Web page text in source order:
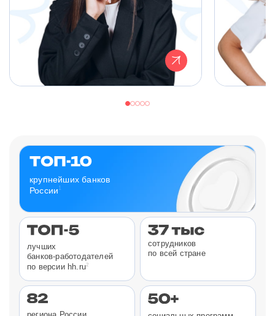
крупнейших банков
России 1
лучших
банков-работодателей
по версии hh.ru2
сотрудников
по всей стране